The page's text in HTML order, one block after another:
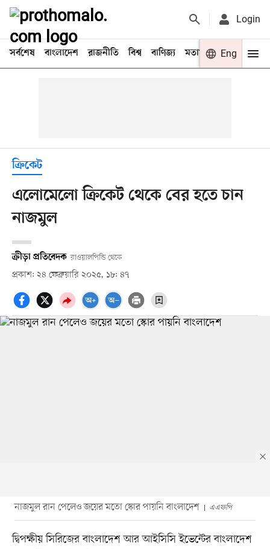
Login
সর্বশেষ বাংলাদেশ রাজনীতি বিশ্ব বাণিজ্য মতামত খেলা
Eng
ক্রিকেট
এলোমেলো ক্রিকেট থেকে বের হতে চান
নাজমুল
ক্রীড়া প্রতিবেদক রাওয়ালপিন্ডি থেকে
প্রকাশ: ২৪ ফেব্রুয়ারি ২০২৫, ১৮: ৪৭
নাজমুল রান পেলেও জয়ের মতো স্কোর পায়নি বাংলাদেশ এএফপি
দ্বিপক্ষীয় সিরিজের বাংলাদেশ আর আইসিসি ইভেন্টের বাংলাদেশ